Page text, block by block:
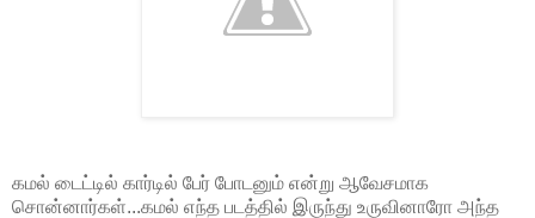
கமல் டைட்டில் கார்டில் பேர் போடனும் என்று ஆவேசமாக
சொன்னார்கள்...கமல் எந்த படத்தில் இருந்து உருவினாரோ அந்த